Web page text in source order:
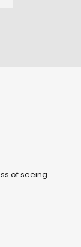
of seeing